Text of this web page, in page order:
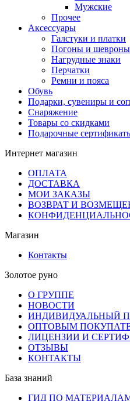
Мужские
Прочее
Аксессуары
Галстуки и платки
Погоны и шевроны
Нагрудные знаки
Перчатки
Ремни и пояса
Обувь
Подарки, сувениры и
Снаряжение
Товары со скидками
Подарочные
Интернет магазин
ОПЛАТА
ДОСТАВКА
МОИ ЗАКАЗЫ
ВОЗВРАТ И
Магазин
Контакты
Золотое руно
О ГРУППЕ
НОВОСТИ
ИНДИВИДУАЛЬНЫЙ
ОПТОВЫМ
ЛИЦЕНЗИИ И
ОТЗЫВЫ
КОНТАКТЫ
База знаний
ГИД ПО